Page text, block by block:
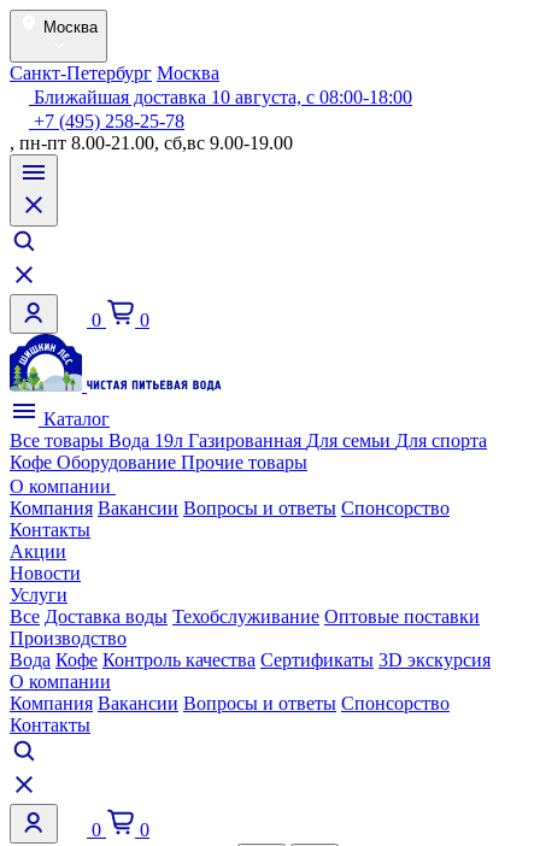
Москва
Санкт-Петербург Москва
Ближайшая доставка 10 августа, с 08:00-18:00
+7 (495) 258-25-78
, пн-пт 8.00-21.00, сб,вс 9.00-19.00
0 0
Каталог
Все товары Вода 19л Газированная Для семьи Для спорта
Кофе Оборудование Прочие товары
О компании
Компания Вакансии Вопросы и ответы Спонсорство
Контакты
Акции
Новости
Услуги
Все Доставка воды Техобслуживание Оптовые поставки
Производство
Вода Кофе Контроль качества Сертификаты 3D экскурсия
О компании
Компания Вакансии Вопросы и ответы Спонсорство
Контакты
0 0